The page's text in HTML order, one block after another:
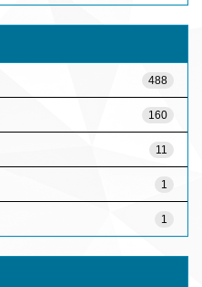
488
160
11
1
1